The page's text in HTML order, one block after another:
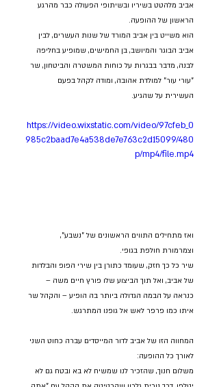
אביב מלהטט בשיריו ובשיתופי הפעולה כבר מהרגע
הראשון של ההופעה.
הוא משייט בין אביב המורד של שנות העשרים, לבין
אביב הבוגר והמיושב, בן החמישים, שמופיע בחליפה
לבנה, מדבר בבגרות על כוחות המשטרה והביטחון, שר
"עורי עור" למולדת אהובה, ומודה לקהל בפעם
העשירית על שהגיע.
https://video.wixstatic.com/video/97cfeb_0
985c2baad7e4a538de7e763c2d15099/480
p/mp4/file.mp4
ואז מתחילים התווים הראשונים של "נשבע",
וצמרמורת חולפת בגופי.
שיר כל כך חזק, שעומד כתורן בין שירי הפופ והבלדות
של אביב, ואל תוך הביצוע שלו פורץ חיים משה –
כנראה על הבמה הגדולה ביותר בה הופיע – והקהל שר
איתו כמו פרפר לאש אל גופנו המתרגש.
המחווה הזו של אביב לדור המייסדים עברה כחוט השני
לאורך כל ההופעה:
משלום חנוך, שהזכיר לנו שמשיח לא בא ובטח גם לא